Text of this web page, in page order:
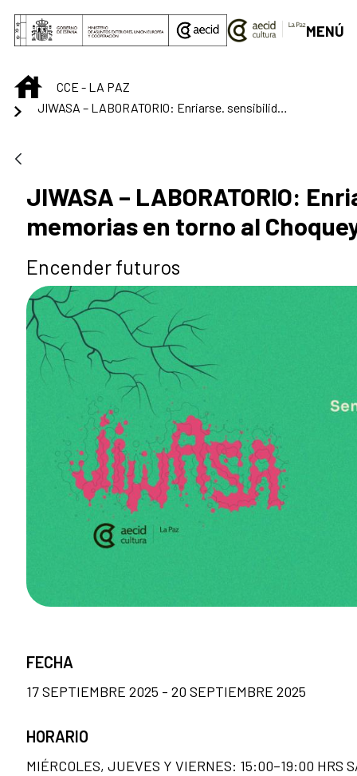
Saltar al contenido principal
MENÚ
INICIOCCE - LA PAZ
JIWASA – LABORATORIO: Enriarse. sensibilidades y memorias en torno al Choqueyapu
JIWASA – LABORATORIO:
memorias en torno al
Encender futuros
FECHA
17 SEPTIEMBRE 2025 - 20 SEPTIEMBRE 2025
HORARIO
MIÉRCOLES, JUEVES Y VIERNES: 15:00–19:00 HRS